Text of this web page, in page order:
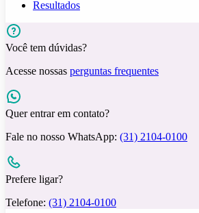
Resultados
Você tem dúvidas?
Acesse nossas perguntas frequentes
Quer entrar em contato?
Fale no nosso WhatsApp: (31) 2104-0100
Prefere ligar?
Telefone: (31) 2104-0100